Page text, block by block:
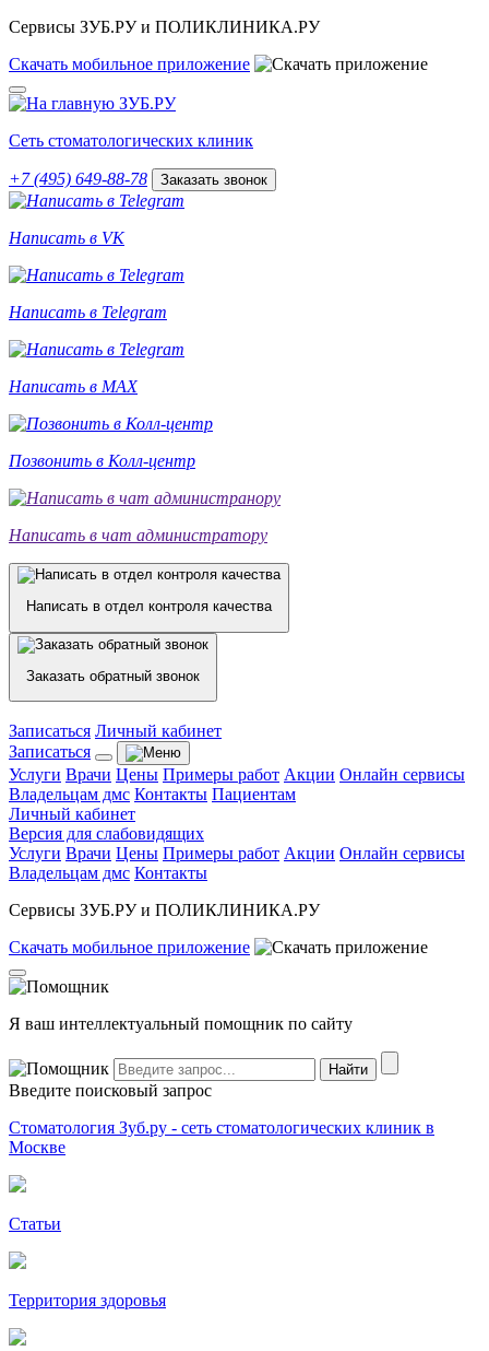
Сервисы ЗУБ.РУ и ПОЛИКЛИНИКА.РУ
Скачать мобильное приложение
Сеть стоматологических клиник
+7 (495) 649-88-78 Заказать звонок
Написать в VK
Написать в Telegram
Написать в MAX
Позвонить в Колл-центр
Написать в чат администратору
Написать в отдел контроля качества
Заказать обратный звонок
Записаться Личный кабинет
Записаться
Услуги Врачи Цены Примеры работ Акции Онлайн сервисы
Владельцам дмс Контакты Пациентам
Личный кабинет
Версия для слабовидящих
Услуги Врачи Цены Примеры работ Акции Онлайн сервисы
Владельцам дмс Контакты
Сервисы ЗУБ.РУ и ПОЛИКЛИНИКА.РУ
Скачать мобильное приложение
Я ваш интеллектуальный помощник по сайту
Введите поисковый запрос
Стоматология Зуб.ру - сеть стоматологических клиник в
Москве
Статьи
Территория здоровья